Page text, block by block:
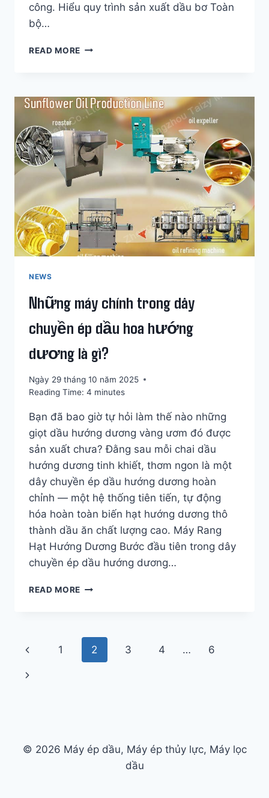
công. Hiểu quy trình sản xuất dầu bơ Toàn
bộ…
READ MORE CÁCH
DÂY
CHUYỀN
SẢN
XUẤT
DẦU
BƠ
HOÀN
CHỈNH?
NEWS
Những máy chính trong dây
chuyền ép dầu hoa hướng
dương là gì?
Ngày 29 tháng 10 năm 2025
Reading Time: 4 minutes
Bạn đã bao giờ tự hỏi làm thế nào những
giọt dầu hướng dương vàng ươm đó được
sản xuất chưa? Đằng sau mỗi chai dầu
hướng dương tinh khiết, thơm ngon là một
dây chuyền ép dầu hướng dương hoàn
chỉnh — một hệ thống tiên tiến, tự động
hóa hoàn toàn biến hạt hướng dương thô
thành dầu ăn chất lượng cao. Máy Rang
Hạt Hướng Dương Bước đầu tiên trong dây
chuyền ép dầu hướng dương…
READ MORE NHỮNG
DÂY
CHUYỀN
ÉP
Page
navigation
Previous
Page
1 2 3 4 … 6
Next
© 2026 Máy ép dầu, Máy ép thủy lực, Máy lọc
dầu